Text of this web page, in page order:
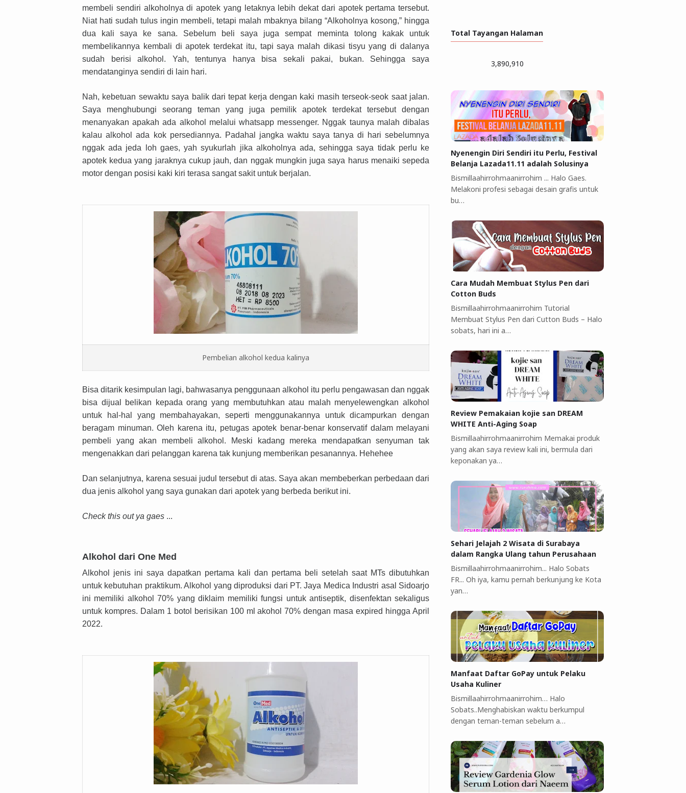
membeli sendiri alkoholnya di apotek yang letaknya lebih dekat dari apotek pertama tersebut.
Niat hati sudah tulus ingin membeli, tetapi malah mbaknya bilang “Alkoholnya kosong,” hingga
dua kali saya ke sana. Sebelum beli saya juga sempat meminta tolong kakak untuk
membelikannya kembali di apotek terdekat itu, tapi saya malah dikasi tisyu yang di dalanya
sudah berisi alkohol. Yah, tentunya hanya bisa sekali pakai, bukan. Sehingga saya
mendatanginya sendiri di lain hari.
Nah, kebetuan sewaktu saya balik dari tepat kerja dengan kaki masih terseok-seok saat jalan.
Saya menghubungi seorang teman yang juga pemilik apotek terdekat tersebut dengan
menanyakan apakah ada alkohol melalui whatsapp messenger. Nggak taunya malah dibalas
kalau alkohol ada kok persediannya. Padahal jangka waktu saya tanya di hari sebelumnya
nggak ada jeda loh gaes, yah syukurlah jika alkoholnya ada, sehingga saya tidak perlu ke
apotek kedua yang jaraknya cukup jauh, dan nggak mungkin juga saya harus menaiki sepeda
motor dengan posisi kaki kiri terasa sangat sakit untuk berjalan.
Pembelian alkohol kedua kalinya
Bisa ditarik kesimpulan lagi, bahwasanya penggunaan alkohol itu perlu pengawasan dan nggak
bisa dijual belikan kepada orang yang membutuhkan atau malah menyelewengkan alkohol
untuk hal-hal yang membahayakan, seperti menggunakannya untuk dicampurkan dengan
beragam minuman. Oleh karena itu, petugas apotek benar-benar konservatif dalam melayani
pembeli yang akan membeli alkohol. Meski kadang mereka mendapatkan senyuman tak
mengenakkan dari pelanggan karena tak kunjung memberikan pesanannya. Hehehee
Dan selanjutnya, karena sesuai judul tersebut di atas. Saya akan membeberkan perbedaan dari
dua jenis alkohol yang saya gunakan dari apotek yang berbeda berikut ini.
Check this out ya gaes ...
Alkohol dari One Med
Alkohol jenis ini saya dapatkan pertama kali dan pertama beli setelah saat MTs dibutuhkan
untuk kebutuhan praktikum. Alkohol yang diproduksi dari PT. Jaya Medica Industri asal Sidoarjo
ini memiliki alkohol 70% yang diklaim memiliki fungsi untuk antiseptik, disenfektan sekaligus
untuk kompres. Dalam 1 botol berisikan 100 ml akohol 70% dengan masa expired hingga April
2022.
Total Tayangan Halaman
3,890,910
Nyenengin Diri Sendiri itu Perlu, Festival
Belanja Lazada11.11 adalah Solusinya
Bismillaahirrohmaanirrohim ... Halo Gaes.
Melakoni profesi sebagai desain grafis untuk
bu…
Cara Mudah Membuat Stylus Pen dari
Cotton Buds
Bismillaahirrohmaanirrohim Tutorial
Membuat Stylus Pen dari Cutton Buds ‎–‎ Halo
sobats, hari ini a…
Review Pemakaian kojie san DREAM
WHITE Anti-Aging Soap
Bismillaahirrohmaanirrohim Memakai produk
yang akan saya review kali ini, bermula dari
keponakan ya…
Sehari Jelajah 2 Wisata di Surabaya
dalam Rangka Ulang tahun Perusahaan
Bismillaahirrohmaanirrohim... Halo Sobats
FR... Oh iya, kamu pernah berkunjung ke Kota
yan…
Manfaat Daftar GoPay untuk Pelaku
Usaha Kuliner ‎
Bismillaahirrohmaanirrohim…‎ Halo
Sobats..Menghabiskan waktu berkumpul
dengan teman-teman sebelum a…